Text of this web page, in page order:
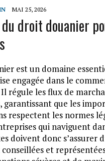
MAI 25, 2026
du droit douanier
est un domaine
engagée dans le
régule les flux de
garantissant que les
respectent les normes
qui naviguent
doivent donc s’assurer
et